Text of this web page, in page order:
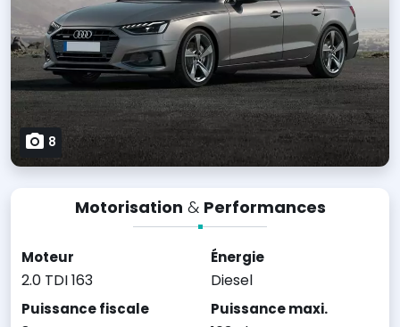
Motorisation & Performances
Moteur
2.0 TDI 163
Énergie
Diesel
Puissance fiscale Puissance maxi.
8